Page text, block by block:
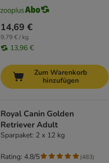
14,69 €
9,79 € / kg
13,96 €
Zum Warenkorb
hinzufügen
Royal Canin Golden
Retriever Adult
Sparpaket: 2 x 12 kg
Rating: 4.8/5 (483)